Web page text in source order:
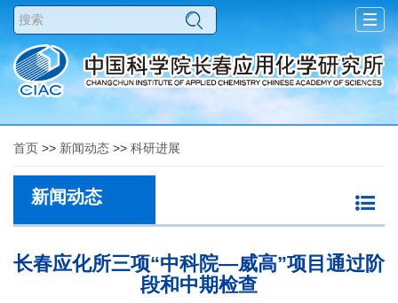
首页 >> 新闻动态 >> 科研进展
新闻动态
长春应化所三项“中科院—威高”项目通过阶
段和中期检查